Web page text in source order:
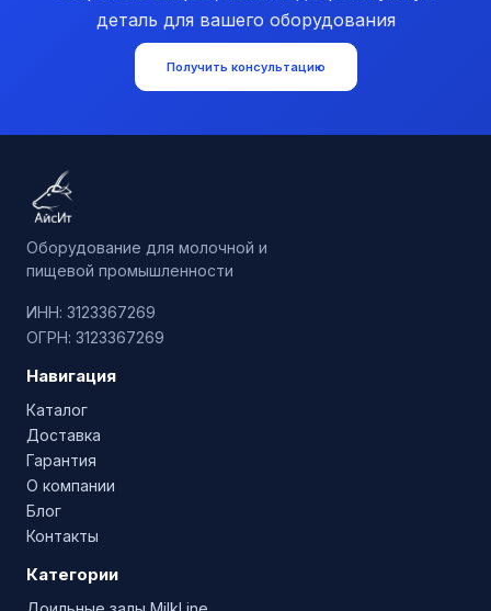
деталь для вашего оборудования
Получить консультацию
Оборудование для молочной и
пищевой промышленности
ИНН: 3123367269
ОГРН: 3123367269
Навигация
Каталог
Доставка
Гарантия
О компании
Блог
Контакты
Категории